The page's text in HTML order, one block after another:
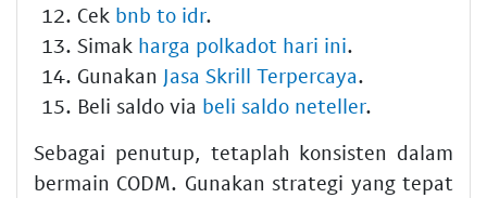
Cek bnb to idr.
Simak harga polkadot hari ini.
Gunakan Jasa Skrill Terpercaya.
Beli saldo via beli saldo neteller.
Sebagai penutup, tetaplah konsisten dalam
bermain CODM. Gunakan strategi yang tepat